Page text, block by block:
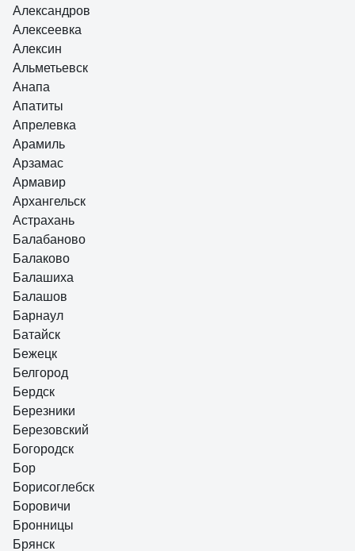
Александров
Алексеевка
Алексин
Альметьевск
Анапа
Апатиты
Апрелевка
Арамиль
Арзамас
Армавир
Архангельск
Астрахань
Балабаново
Балаково
Балашиха
Балашов
Барнаул
Батайск
Бежецк
Белгород
Бердск
Березники
Березовский
Богородск
Бор
Борисоглебск
Боровичи
Бронницы
Брянск